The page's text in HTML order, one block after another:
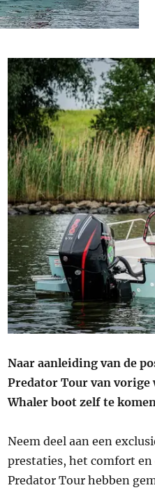
Naar aanleiding van de
Predator Tour van vorige
Whaler boot zelf te
Neem deel aan een
prestaties, het comfort en
Predator Tour hebben